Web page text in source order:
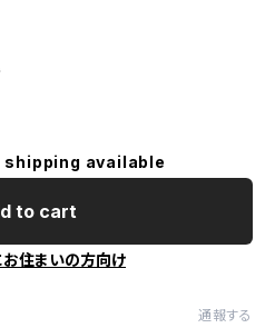
available
to cart
住まいの方向け
通報する